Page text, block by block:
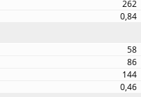
262
0,84
58
86
144
0,46